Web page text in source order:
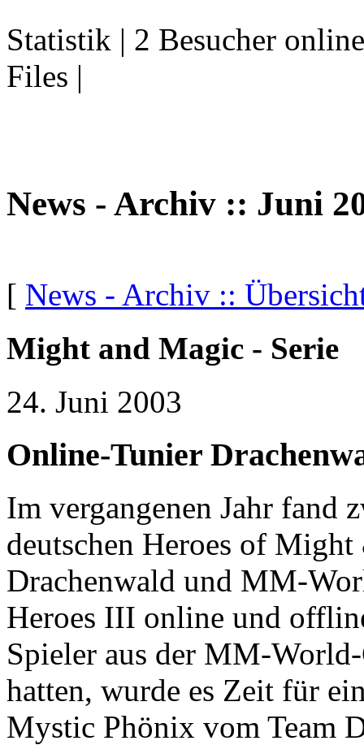
Statistik | 2 Besucher
Files |
News - Archiv :: Juni
[ News - Archiv ::
Might and Magic - Serie
24. Juni 2003
Online-Tunier
Im vergangenen Jahr fand
deutschen Heroes of
Drachenwald und MM-
Heroes III online und
Spieler aus der MM-
hatten, wurde es Zeit für
Mystic Phönix vom Team